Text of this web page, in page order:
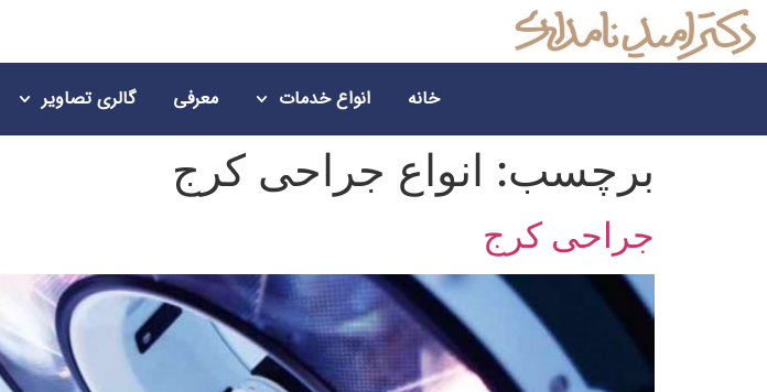
خانه انواع خدمات معرفی گالری تصاویر
برچسب: انواع جراحی کرج
جراحی کرج